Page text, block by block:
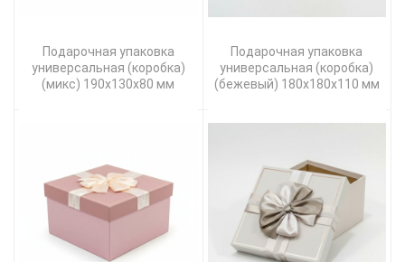
Подарочная упаковка
универсальная (коробка)
(микс) 190х130х80 мм
Подарочная упаковка
универсальная (коробка)
(бежевый) 180х180х110 мм